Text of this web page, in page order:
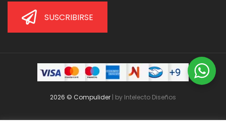
SUSCRIBIRSE
2026 © Compulider | by Intelecto Diseños